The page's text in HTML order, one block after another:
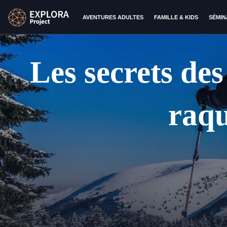
AVENTURES ADULTES FAMILLE & KIDS
Les secrets